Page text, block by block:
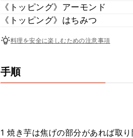
《トッピング》アーモンド
《トッピング》はちみつ
料理を安全に楽しむための注意事項
手順
1 焼き芋は焦げの部分があれば取